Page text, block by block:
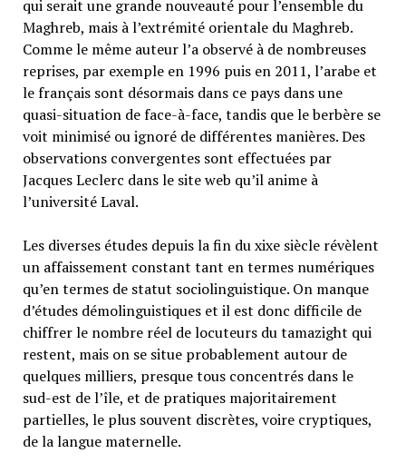
qui serait une grande nouveauté pour l’ensemble du
Maghreb, mais à l’extrémité orientale du Maghreb.
Comme le même auteur l’a observé à de nombreuses
reprises, par exemple en 1996 puis en 2011, l’arabe et
le français sont désormais dans ce pays dans une
quasi-situation de face-à-face, tandis que le berbère se
voit minimisé ou ignoré de différentes manières. Des
observations convergentes sont effectuées par
Jacques Leclerc dans le site web qu’il anime à
l’université Laval.
Les diverses études depuis la fin du xixe siècle révèlent
un affaissement constant tant en termes numériques
qu’en termes de statut sociolinguistique. On manque
d’études démolinguistiques et il est donc difficile de
chiffrer le nombre réel de locuteurs du tamazight qui
restent, mais on se situe probablement autour de
quelques milliers, presque tous concentrés dans le
sud-est de l’île, et de pratiques majoritairement
partielles, le plus souvent discrètes, voire cryptiques,
de la langue maternelle.